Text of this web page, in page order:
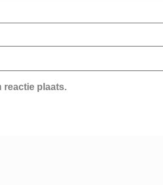
reactie plaats.